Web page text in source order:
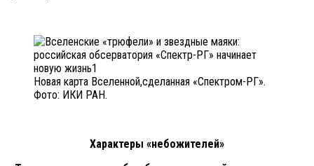
Новая карта Вселенной,сделанная «Спектром-РГ».
Фото: ИКИ РАН.
Характеры «небожителей»